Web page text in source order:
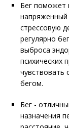
Бег поможет
напряженный
стрессовую
регулярно
выброса
психических
чувствовать
бегом.
Бег -
назначения